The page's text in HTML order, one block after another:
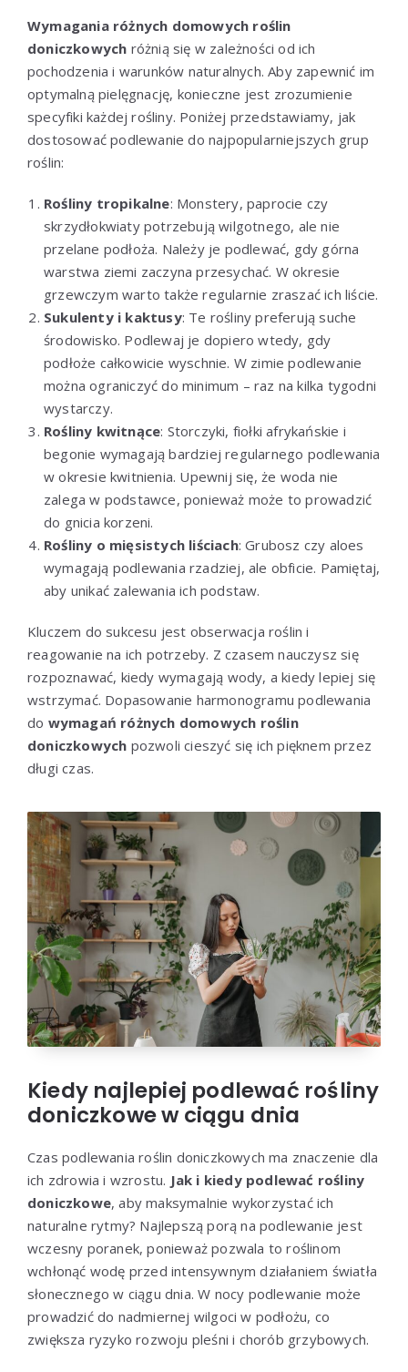
Wymagania różnych domowych roślin
doniczkowych różnią się w zależności od ich
pochodzenia i warunków naturalnych. Aby zapewnić im
optymalną pielęgnację, konieczne jest zrozumienie
specyfiki każdej rośliny. Poniżej przedstawiamy, jak
dostosować podlewanie do najpopularniejszych grup
roślin:
Rośliny tropikalne: Monstery, paprocie czy
skrzydłokwiaty potrzebują wilgotnego, ale nie
przelane podłoża. Należy je podlewać, gdy górna
warstwa ziemi zaczyna przesychać. W okresie
grzewczym warto także regularnie zraszać ich liście.
Sukulenty i kaktusy: Te rośliny preferują suche
środowisko. Podlewaj je dopiero wtedy, gdy
podłoże całkowicie wyschnie. W zimie podlewanie
można ograniczyć do minimum – raz na kilka tygodni
wystarczy.
Rośliny kwitnące: Storczyki, fiołki afrykańskie i
begonie wymagają bardziej regularnego podlewania
w okresie kwitnienia. Upewnij się, że woda nie
zalega w podstawce, ponieważ może to prowadzić
do gnicia korzeni.
Rośliny o mięsistych liściach: Grubosz czy aloes
wymagają podlewania rzadziej, ale obficie. Pamiętaj,
aby unikać zalewania ich podstaw.
Kluczem do sukcesu jest obserwacja roślin i
reagowanie na ich potrzeby. Z czasem nauczysz się
rozpoznawać, kiedy wymagają wody, a kiedy lepiej się
wstrzymać. Dopasowanie harmonogramu podlewania
do wymagań różnych domowych roślin
doniczkowych pozwoli cieszyć się ich pięknem przez
długi czas.
Kiedy najlepiej podlewać rośliny
doniczkowe w ciągu dnia
Czas podlewania roślin doniczkowych ma znaczenie dla
ich zdrowia i wzrostu. Jak i kiedy podlewać rośliny
doniczkowe, aby maksymalnie wykorzystać ich
naturalne rytmy? Najlepszą porą na podlewanie jest
wczesny poranek, ponieważ pozwala to roślinom
wchłonąć wodę przed intensywnym działaniem światła
słonecznego w ciągu dnia. W nocy podlewanie może
prowadzić do nadmiernej wilgoci w podłożu, co
zwiększa ryzyko rozwoju pleśni i chorób grzybowych.